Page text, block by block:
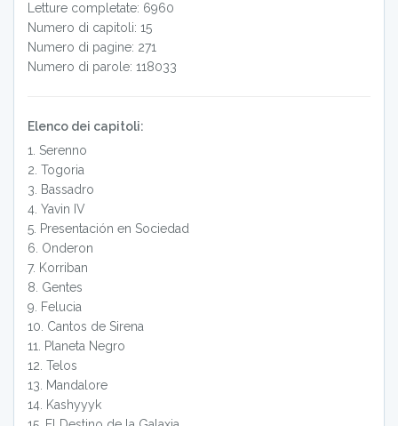
Letture completate: 6960
Numero di capitoli: 15
Numero di pagine: 271
Numero di parole: 118033
Elenco dei capitoli:
1
Serenno
2 Togoria
3
Bassadro
4 Yavin IV
5 Presentación en Sociedad
6 Onderon
7. Korriban
8 Gentes
9
Felucia
10 Cantos de Sirena
11
Planeta Negro
12 Telos
13
Mandalore
14 Kashyyyk